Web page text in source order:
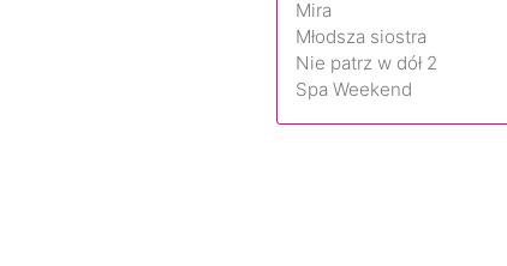
Mira
Młodsza siostra
Nie patrz w dół 2
Spa Weekend